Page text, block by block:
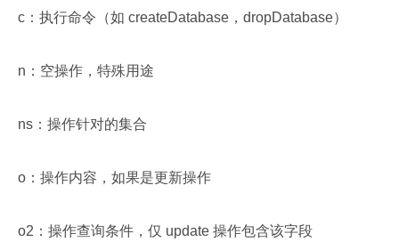
c：执行命令（如 createDatabase，dropDatabase）
n：空操作，特殊用途
ns：操作针对的集合
o：操作内容，如果是更新操作
o2：操作查询条件，仅 update 操作包含该字段